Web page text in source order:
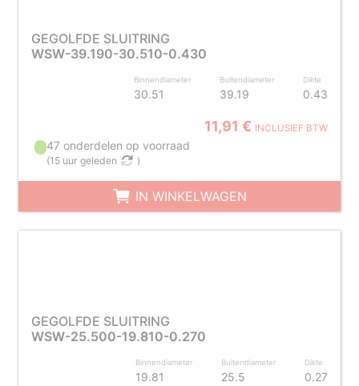
GEGOLFDE SLUITRING
WSW-39.190-30.510-0.430
Binnendiameter
30.51
Buitendiameter
39.19
Dikte
0.43
11,91 € INCLUSIEF BTW
47 onderdelen op voorraad
(15 uur geleden )
IN WINKELWAGEN
GEGOLFDE SLUITRING
WSW-25.500-19.810-0.270
Binnendiameter
19.81
Buitendiameter
25.5
Dikte
0.27